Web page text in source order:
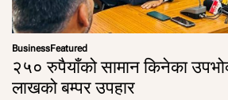
BusinessFeatured
२५० रुपैयाँको सामान किनेका
लाखको बम्पर उपहार